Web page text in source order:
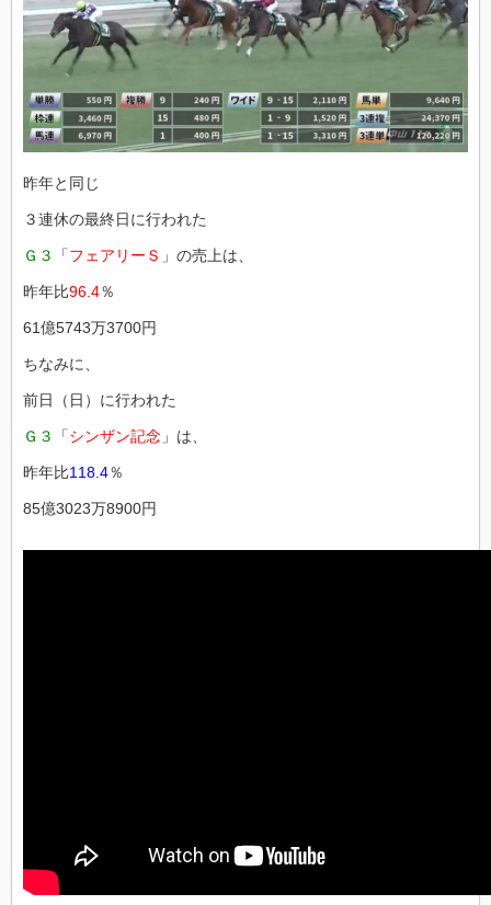
昨年と同じ
３連休の最終日に行われた
Ｇ３ 「フェアリーＳ 」の売上は、
昨年比96.4％
61億5743万3700円
ちなみに、
前日（日）に行われた
Ｇ３ 「シンザン記念 」は、
昨年比118.4％
85億3023万8900円